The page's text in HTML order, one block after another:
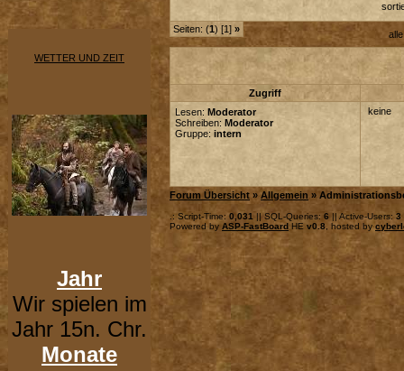
WETTER UND ZEIT
Jahr
Wir spielen im
Jahr 15n. Chr.
Monate
Seiten: (1) [1] »
Zugriff
Lesen: Moderator
Schreiben: Moderator
Gruppe: intern
keine
Forum Übersicht » Allgemein »
.: Script-Time: 0,031 || SQL-Queries: 6 || Active-Users: 3
Powered by ASP-FastBoard HE v0.8 , hosted by